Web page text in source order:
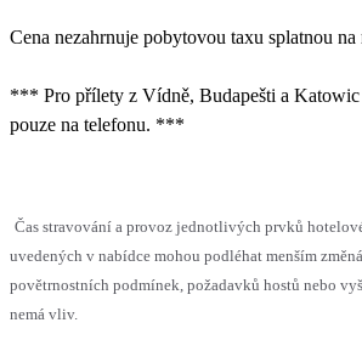
Cena nezahrnuje pobytovou taxu splatnou na
*** Pro přílety z Vídně, Budapešti a Katowic
pouze na telefonu. ***
Čas stravování a provoz jednotlivých prvků
uvedených v nabídce mohou podléhat menším
povětrnostních podmínek, požadavků hostů nebo
nemá vliv.